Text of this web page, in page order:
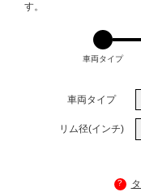
す。
車両タイプ
車両タイプ
リム径(インチ)
?